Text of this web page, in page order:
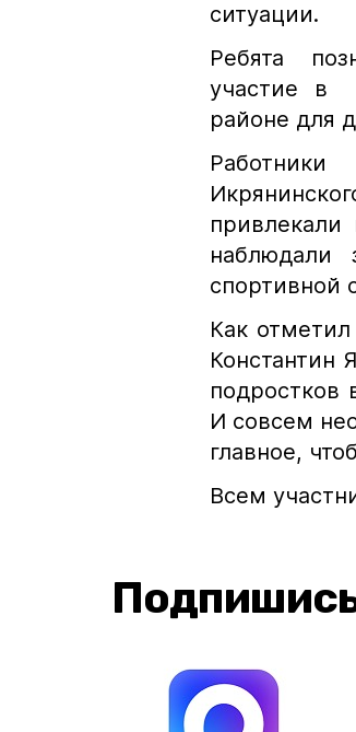
ситуации.
Ребята
участие в
районе для
наблюдали
спортивной
Как
Константин
подростков
И совсем
главное,
Всем